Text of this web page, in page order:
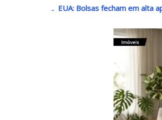
EUA: Bolsas fecham em alta